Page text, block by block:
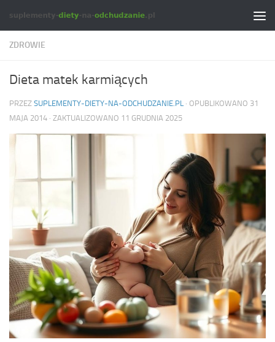
Skip to content
ZDROWIE
Dieta matek karmiących
PRZEZ SUPLEMENTY-DIETY-NA-ODCHUDZANIE.PL · OPUBLIKOWANO 31
MAJA 2014 · ZAKTUALIZOWANO 11 GRUDNIA 2025